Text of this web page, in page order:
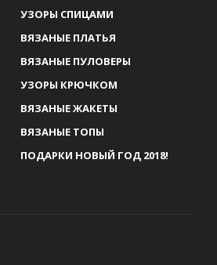
УЗОРЫ СПИЦАМИ
ВЯЗАНЫЕ ПЛАТЬЯ
ВЯЗАНЫЕ ПУЛОВЕРЫ
УЗОРЫ КРЮЧКОМ
ВЯЗАНЫЕ ЖАКЕТЫ
ВЯЗАНЫЕ ТОПЫ
ПОДАРКИ НОВЫЙ ГОД 2018!